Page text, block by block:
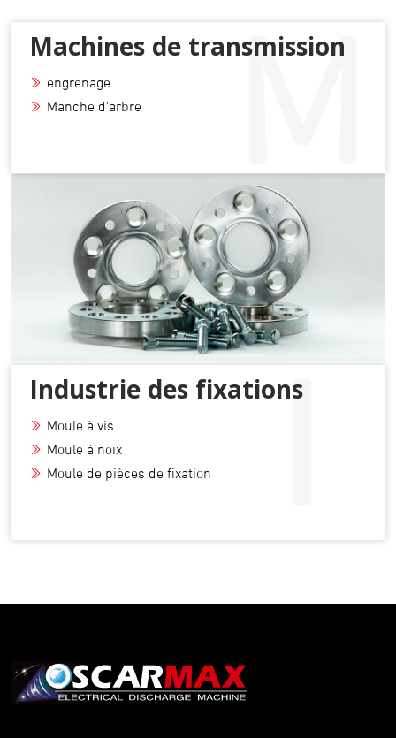
Machines de transmission
engrenage
Manche d'arbre
I
Industrie des fixations
Moule à vis
Moule à noix
Moule de pièces de fixation